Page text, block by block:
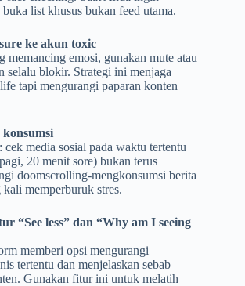
list khusus bukan feed utama.
ke akun toxic
memancing emosi, gunakan mute atau
selalu blokir. Strategi ini menjaga
tapi mengurangi paparan konten
cek media sosial pada waktu tertentu
20 menit sore) bukan terus
doomscrolling-mengkonsumsi berita
memperburuk stres.
“See less” dan “Why am I seeing
memberi opsi mengurangi
tertentu dan menjelaskan sebab
Gunakan fitur ini untuk melatih